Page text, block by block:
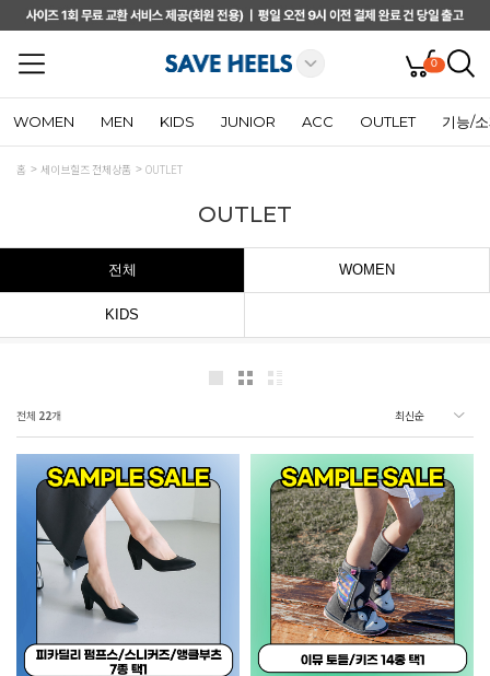
0
WOMEN MEN KIDS JUNIOR ACC OUTLET 기능/
홈 세이브힐즈 전체상품 OUTLET
OUTLET
전체 WOMEN
KIDS
전체 22개